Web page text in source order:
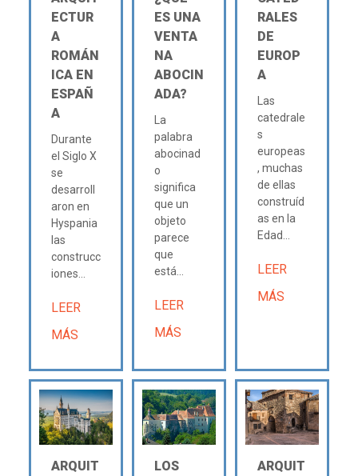
ECTUR
A
ROMÁN
ICA EN
ESPAÑ
A
Durante
el Siglo X
se
desarroll
aron en
Hyspania
las
construcc
iones...
LEER
MÁS
ES UNA
VENTA
NA
ABOCIN
ADA?
La
palabra
abocinad
o
significa
que un
objeto
parece
que
está...
LEER
MÁS
RALES
DE
EUROP
A
Las
catedrale
s
europeas
, muchas
de ellas
construíd
as en la
Edad...
LEER
MÁS
ARQUIT
LOS
ARQUIT